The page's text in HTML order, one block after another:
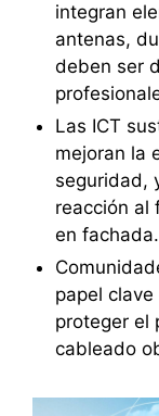
integran
antenas,
deben ser
Las ICT
mejoran la
seguridad,
reacción al
en fachada.
papel
proteger el
cableado